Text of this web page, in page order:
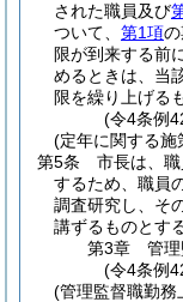
された職員及び
ついて、 第1項
限が到来する前
めるときは、当
限を繰り上げる
(令4条例
(定年に関する施
第5条
市長は、
するため、職員
調査研究し、そ
講ずるものとする
第3章
管
(令4条例
(管理監督職勤務